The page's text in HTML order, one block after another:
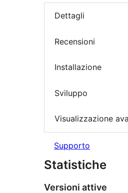
Dettagli
Recensioni
Installazione
Sviluppo
Visualizzazione
Supporto
Statistiche
Versioni attive